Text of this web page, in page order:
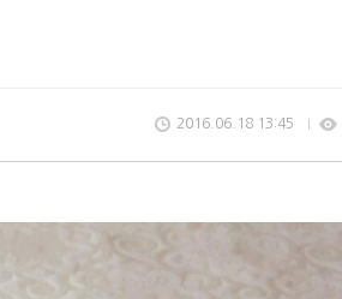
2016.06.18 13:45